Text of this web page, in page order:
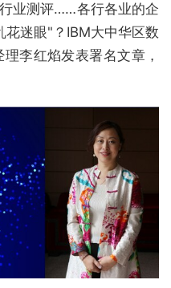
业测评……各行各业的企
花迷眼"？IBM大中华区数
李红焰发表署名文章，